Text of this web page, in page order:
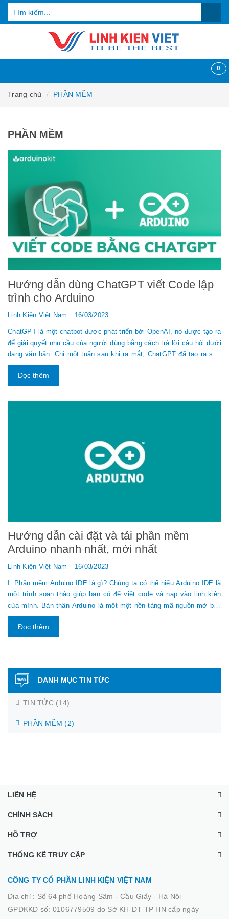
0
Trang chủ PHẦN MỀM
PHẦN MỀM
Hướng dẫn dùng ChatGPT viết Code lập
trình cho Arduino
Linh Kiện Việt Nam 16/03/2023
ChatGPT là một chatbot được phát triển bởi OpenAI, nó được tạo ra
để giải quyết nhu cầu của người dùng bằng cách trả lời câu hỏi dưới
dạng văn bản. Chỉ một tuần sau khi ra mắt, ChatGPT đã tạo ra sức
hút lớn trong cộng đồng công nghệ bởi năng lực tạo ra nhiều nội
dung, từ viết đơn giản cho đến viết quảng cáo, và xây dựng chương
trình với độ chính xác và chỉn chu cao. ChatGPT hiện chỉ có sẵn
cho một số khu vực cụ thể và không bao gồm Việt Nam trong danh
Đọc thêm
Hướng dẫn cài đặt và tải phần mềm
Arduino nhanh nhất, mới nhất
Linh Kiện Việt Nam 16/03/2023
I. Phần mềm Arduino IDE là gì? Chúng ta có thể hiểu Arduino IDE là
một trình soạn thảo giúp bạn có để viết code và nạp vào linh kiện
của mình. Bản thân Arduino là một một nền tảng mã nguồn mở bao
gồm phần cứng và phần mềm. Trình soạn thảo này có vai trò quan
trọng trong việc nạp các chương trình code vào trong linh kiện
Arduino. Hiểu đơn giản thì phần mềm này như phần dây dẫn điện để
Đọc thêm
DANH MỤC TIN TỨC
TIN TỨC (14)
PHẦN MỀM (2)
LIÊN HỆ
CHÍNH SÁCH
HỖ TRỢ
THỐNG KÊ TRUY CẬP
CÔNG TY CỔ PHẦN LINH KIỆN VIỆT NAM
Địa chỉ : Số 64 phố Hoàng Sâm - Cầu Giấy - Hà Nội
GPĐKKD số: 0106779509 do Sở KH-ĐT TP HN cấp ngày